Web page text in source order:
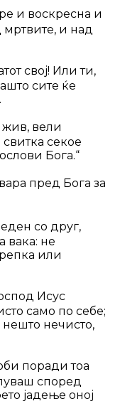
и вос­кресна и
и над
свој! Или ти,
сите ќе
жив, ве­ли
секое
Бога.“
пред Бога за
со друг,
вака: не
или
Исус
само по себе;
нечисто,
по­ради тоа
според
јадење оној